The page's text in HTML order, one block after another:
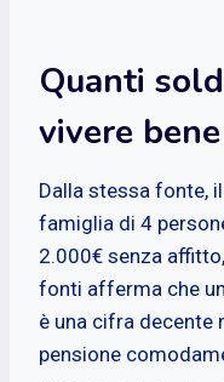
Quanti
vivere
Dalla stessa fonte,
famiglia di 4
2.000€ senza
fonti afferma che
è una cifra decente
pensione